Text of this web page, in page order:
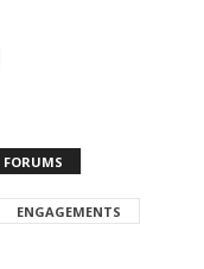
FORUMS
ENGAGEMENTS